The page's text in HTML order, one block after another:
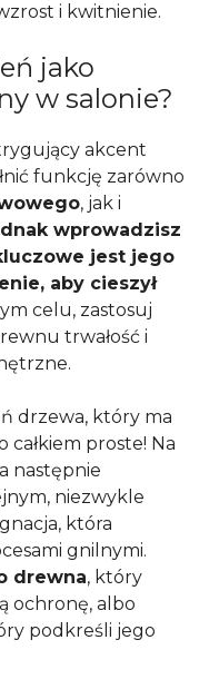
i kwitnienie.
jako
w salonie?
akcent
funkcję zarówno
, jak i
wprowadzisz
jest jego
aby cieszył
celu, zastosuj
trwałość i
drzewa, który ma
całkiem proste! Na
następnie
niezwykle
która
gnilnymi.
drewna, który
ochronę, albo
podkreśli jego